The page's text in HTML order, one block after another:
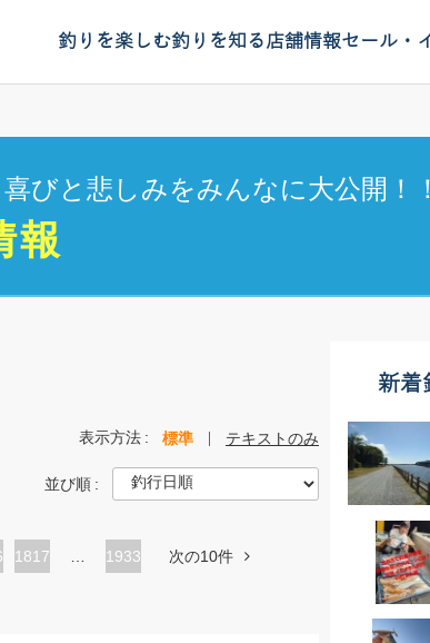
釣りを楽しむ釣りを知る店舗情報セール・
びと悲しみをみんなに大公開！！
報
表示方法 標準 テキストのみ
並び順
ペ
1817 1933 次の10件
新着